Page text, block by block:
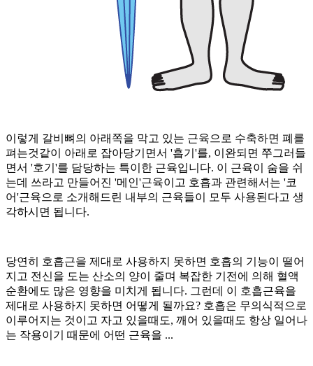
이렇게 갈비뼈의 아래쪽을 막고 있는 근육으로 수축하면 폐를
펴는것같이 아래로 잡아당기면서 '흡기'를, 이완되면 쭈그러들
면서 '호기'를 담당하는 특이한 근육입니다. 이 근육이 숨을 쉬
는데 쓰라고 만들어진 '메인'근육이고 호흡과 관련해서는 '코
어'근육으로 소개해드린 내부의 근육들이 모두 사용된다고 생
각하시면 됩니다.
당연히 호흡근을 제대로 사용하지 못하면 호흡의 기능이 떨어
지고 전신을 도는 산소의 양이 줄며 복잡한 기전에 의해 혈액
순환에도 많은 영향을 미치게 됩니다. 그런데 이 호흡근육을
제대로 사용하지 못하면 어떻게 될까요? 호흡은 무의식적으로
이루어지는 것이고 자고 있을때도, 깨어 있을때도 항상 일어나
는 작용이기 때문에 어떤 근육을 ...